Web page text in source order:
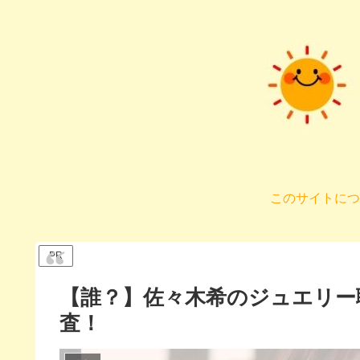
このサイトに
PR
【誰？】佐々木希のジュエリ
査！